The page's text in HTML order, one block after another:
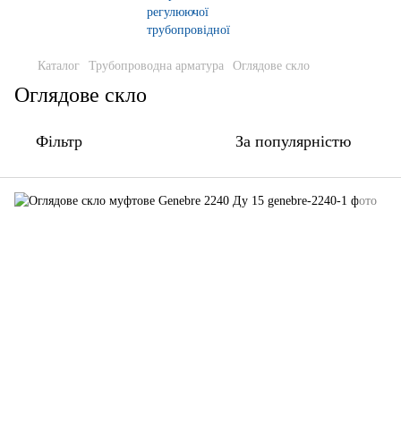
Каталог Трубопроводна арматура Оглядове скло
Оглядове скло
Фільтр За популярністю